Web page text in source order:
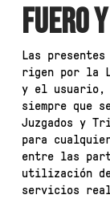
FUERO
Las
rigen por la
y el usuario,
siempre que
Juzgados y
para
entre las
utilización
servicios